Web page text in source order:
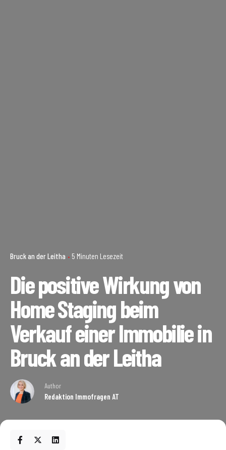
Bruck an der Leitha 5 Minuten Lesezeit
Die positive Wirkung von
Home Staging beim
Verkauf einer Immobilie in
Bruck an der Leitha
Author
Redaktion Immofragen AT